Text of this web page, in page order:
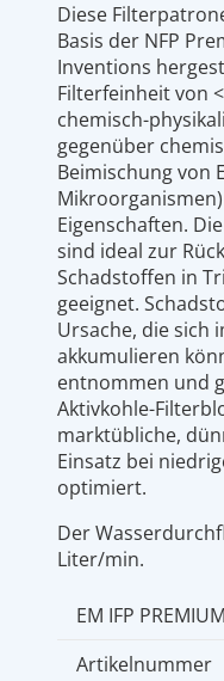
Diese
Basis der NFP
Inventions
Filterfeinheit von
chemisch-
gegenüber
Beimischung von
Eigenschaften.
sind ideal zur
Schadstoffen in
geeignet.
Ursache, die sich
akkumulieren
entnommen und
Aktivkohle-
marktübliche,
Einsatz bei
optimiert.
Der
Liter/min.
EM IFP
Artikelnummer